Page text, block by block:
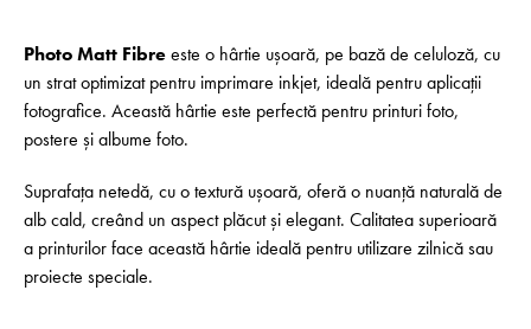
Photo Matt Fibreeste o hârtie ușoară, pe bază de celuloză, cu
un strat optimizat pentru imprimare inkjet, ideală pentru aplicații
fotografice. Această hârtie este perfectă pentru printuri foto,
postere și albume foto.
Suprafața netedă, cu o textură ușoară, oferă o nuanță naturală de
alb cald, creând un aspect plăcut și elegant. Calitatea superioară
a printurilor face această hârtie ideală pentru utilizare zilnică sau
proiecte speciale.